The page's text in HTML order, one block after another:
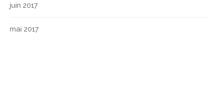
juin 2017
mai 2017